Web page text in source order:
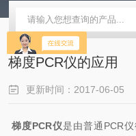
梯度PCR仪的应用
更新时间：2017-06-05
梯度PCR仪是由普通PCR